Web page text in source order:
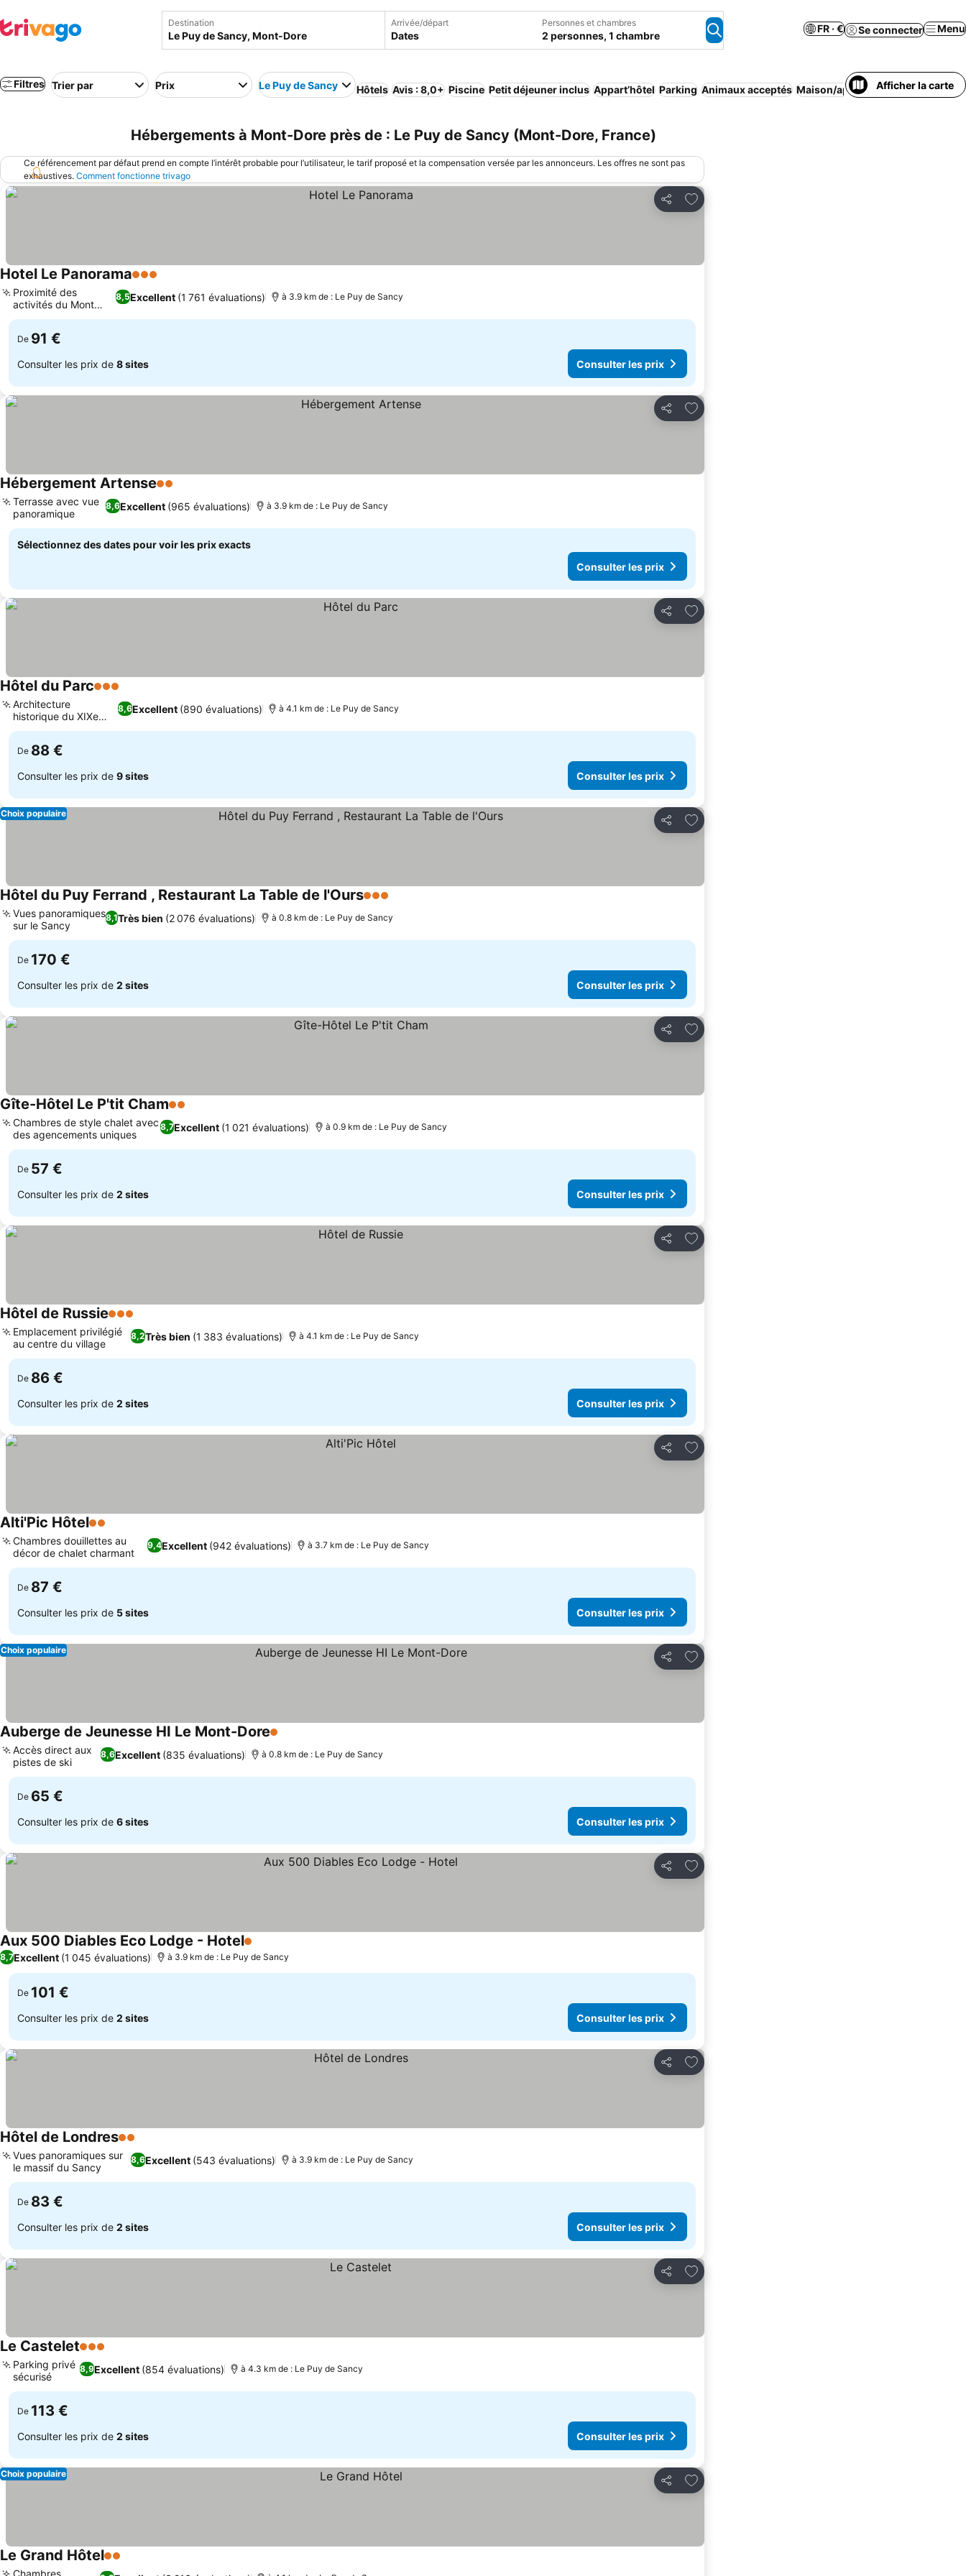
Destination Arrivée/départ
Dates
Personnes et chambres
2 personnes, 1 chambre
FR · € Se connecter Menu
Filtres Trier par Prix Le Puy de Sancy Hôtels Avis : 8,0+ Piscine Petit déjeuner inclus Appart’hôtel Parking Animaux acceptés Maison/appartement entier
Afficher la carte
Hébergements à Mont-Dore près de : Le Puy de Sancy (Mont-Dore, France)
Ce référencement par défaut prend en compte l’intérêt probable pour l’utilisateur, le tarif proposé et la compensation versée par les annonceurs. Les offres ne sont pas
exhaustives. Comment fonctionne trivago
Partager
Ajouter à mes favoris
Hotel Le Panorama3 Étoiles
8,5Excellent (1 761 évaluations)
Proximité des
activités du Mont
Dore
à 3.9 km de : Le Puy de Sancy
De 91 €
Consulter les prix de 8 sites Consulter les prix
Partager
Ajouter à mes favoris
Hébergement Artense2 Étoiles
8,6Excellent (965 évaluations)
Terrasse avec vue
panoramique
à 3.9 km de : Le Puy de Sancy
Sélectionnez des dates pour voir les prix exacts
Consulter les prix
Partager
Ajouter à mes favoris
Hôtel du Parc3 Étoiles
8,6Excellent (890 évaluations)
Architecture
historique du XIXe
siècle
à 4.1 km de : Le Puy de Sancy
De 88 €
Consulter les prix de 9 sites Consulter les prix
Partager
Ajouter à mes favoris
Choix populaire
Hôtel du Puy Ferrand , Restaurant La Table de l'Ours3 Étoiles
8,1Très bien (2 076 évaluations)
Vues panoramiques
sur le Sancy
à 0.8 km de : Le Puy de Sancy
De 170 €
Consulter les prix de 2 sites Consulter les prix
Partager
Ajouter à mes favoris
Gîte-Hôtel Le P'tit Cham2 Étoiles
8,7Excellent (1 021 évaluations)
Chambres de style chalet avec
des agencements uniques
à 0.9 km de : Le Puy de Sancy
De 57 €
Consulter les prix de 2 sites Consulter les prix
Partager
Ajouter à mes favoris
Hôtel de Russie3 Étoiles
8,2Très bien (1 383 évaluations)
Emplacement privilégié
au centre du village
à 4.1 km de : Le Puy de Sancy
De 86 €
Consulter les prix de 2 sites Consulter les prix
Partager
Ajouter à mes favoris
Alti'Pic Hôtel2 Étoiles
9,4Excellent (942 évaluations)
Chambres douillettes au
décor de chalet charmant
à 3.7 km de : Le Puy de Sancy
De 87 €
Consulter les prix de 5 sites Consulter les prix
Partager
Ajouter à mes favoris
Choix populaire
Auberge de Jeunesse HI Le Mont-Dore1 Étoiles
8,6Excellent (835 évaluations)
Accès direct aux
pistes de ski
à 0.8 km de : Le Puy de Sancy
De 65 €
Consulter les prix de 6 sites Consulter les prix
Partager
Ajouter à mes favoris
Aux 500 Diables Eco Lodge - Hotel1 Étoiles
8,7Excellent (1 045 évaluations) à 3.9 km de : Le Puy de Sancy
De 101 €
Consulter les prix de 2 sites Consulter les prix
Partager
Ajouter à mes favoris
Hôtel de Londres2 Étoiles
8,6Excellent (543 évaluations)
Vues panoramiques sur
le massif du Sancy
à 3.9 km de : Le Puy de Sancy
De 83 €
Consulter les prix de 2 sites Consulter les prix
Partager
Ajouter à mes favoris
Le Castelet3 Étoiles
8,9Excellent (854 évaluations)
Parking privé
sécurisé
à 4.3 km de : Le Puy de Sancy
De 113 €
Consulter les prix de 2 sites Consulter les prix
Partager
Ajouter à mes favoris
Choix populaire
Le Grand Hôtel2 Étoiles
Chambres